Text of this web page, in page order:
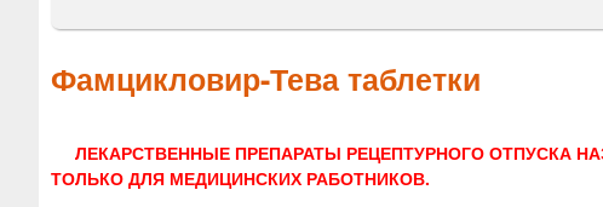
м
н
Фамцикловир-Тева таблетки
ЛЕКАРСТВЕННЫЕ ПРЕПАРАТЫ РЕЦЕПТУРНОГО ОТПУСКА
ТОЛЬКО ДЛЯ МЕДИЦИНСКИХ РАБОТНИКОВ.